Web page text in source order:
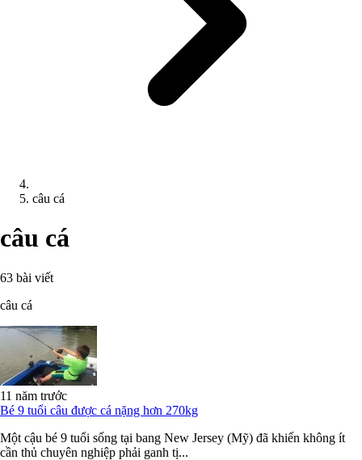
câu cá
câu cá
63 bài viết
câu cá
11 năm trước
Bé 9 tuổi câu được cá nặng hơn 270kg
Một cậu bé 9 tuổi sống tại bang New Jersey (Mỹ) đã khiến không ít
cần thủ chuyên nghiệp phải ganh tị...